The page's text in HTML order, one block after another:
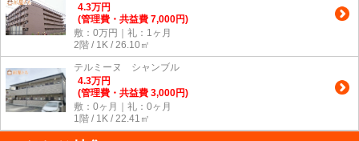
4.3万円
(管理費・共益費 7,000円)
敷：0万円｜礼：1ヶ月
2階 / 1K / 26.10㎡
テルミーヌ シャンブル
4.3万円
(管理費・共益費 3,000円)
敷：0ヶ月｜礼：0ヶ月
1階 / 1K / 22.41㎡